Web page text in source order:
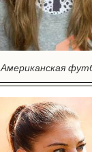
Американская